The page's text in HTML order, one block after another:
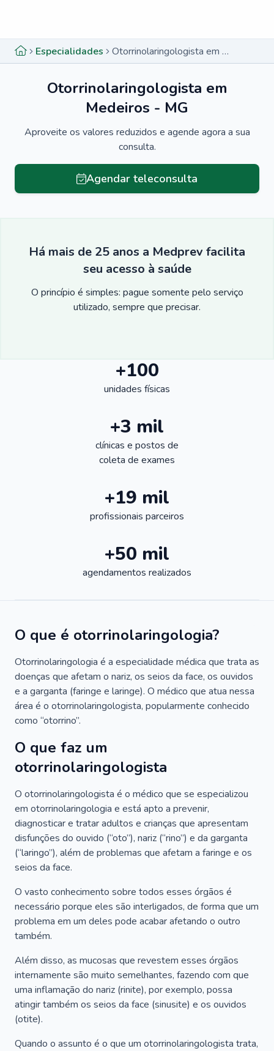
Especialidades Otorrinolaringologista em Medeiros - MG
Otorrinolaringologista em
Medeiros - MG
Aproveite os valores reduzidos e agende agora a sua
consulta.
Agendar teleconsulta
Há mais de 25 anos a Medprev facilita
seu acesso à saúde
O princípio é simples: pague somente pelo serviço
utilizado, sempre que precisar.
+100
unidades físicas
+3 mil
clínicas e postos de
coleta de exames
+19 mil
profissionais parceiros
+50 mil
agendamentos realizados
O que é otorrinolaringologia?
Otorrinolaringologia é a especialidade médica que trata as
doenças que afetam o nariz, os seios da face, os ouvidos
e a garganta (faringe e laringe). O médico que atua nessa
área é o otorrinolaringologista, popularmente conhecido
como “otorrino”.
O que faz um
otorrinolaringologista
O otorrinolaringologista é o médico que se especializou
em otorrinolaringologia e está apto a prevenir,
diagnosticar e tratar adultos e crianças que apresentam
disfunções do ouvido (“oto”), nariz (“rino”) e da garganta
(“laringo”), além de problemas que afetam a faringe e os
seios da face.
O vasto conhecimento sobre todos esses órgãos é
necessário porque eles são interligados, de forma que um
problema em um deles pode acabar afetando o outro
também.
Além disso, as mucosas que revestem esses órgãos
internamente são muito semelhantes, fazendo com que
uma inflamação do nariz (rinite), por exemplo, possa
atingir também os seios da face (sinusite) e os ouvidos
(otite).
Quando o assunto é o que um otorrinolaringologista trata,